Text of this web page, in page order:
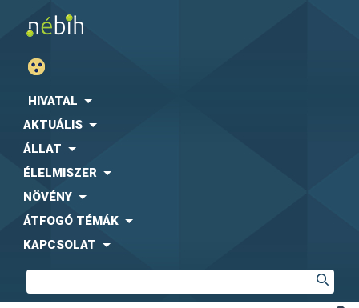
HIVATAL
AKTUÁLIS
ÁLLAT
ÉLELMISZER
NÖVÉNY
ÁTFOGÓ TÉMÁK
KAPCSOLAT